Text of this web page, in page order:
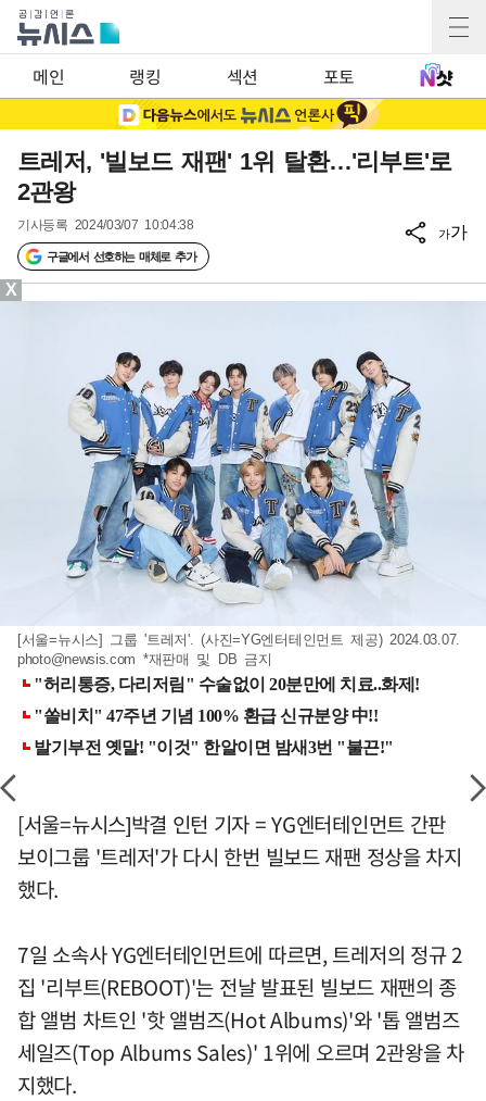
메인 랭킹 섹션 포토
트레저, '빌보드 재팬' 1위 탈환…'리부트'로
2관왕
기사등록 2024/03/07 10:04:38
구글에서 선호하는 매체로 추가
가가
[서울=뉴시스] 그룹 '트레저'. (사진=YG엔터테인먼트 제공) 2024.03.07.
photo@newsis.com *재판매 및 DB 금지
[서울=뉴시스]박결 인턴 기자 = YG엔터테인먼트 간판
보이그룹 '트레저'가 다시 한번 빌보드 재팬 정상을 차지
했다.
7일 소속사 YG엔터테인먼트에 따르면, 트레저의 정규 2
집 '리부트(REBOOT)'는 전날 발표된 빌보드 재팬의 종
합 앨범 차트인 '핫 앨범즈(Hot Albums)'와 '톱 앨범즈
세일즈(Top Albums Sales)' 1위에 오르며 2관왕을 차
지했다.
X